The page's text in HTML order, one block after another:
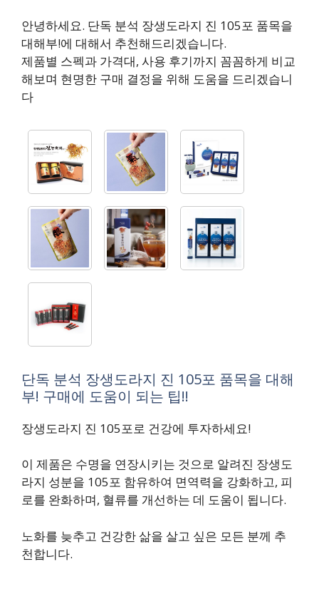
안녕하세요. 단독 분석 장생도라지 진 105포 품목을
대해부!에 대해서 추천해드리겠습니다.
제품별 스펙과 가격대, 사용 후기까지 꼼꼼하게 비교
해보며 현명한 구매 결정을 위해 도움을 드리겠습니
다
단독 분석 장생도라지 진 105포 품목을 대해
부! 구매에 도움이 되는 팁!!
장생도라지 진 105포로 건강에 투자하세요!
이 제품은 수명을 연장시키는 것으로 알려진 장생도
라지 성분을 105포 함유하여 면역력을 강화하고, 피
로를 완화하며, 혈류를 개선하는 데 도움이 됩니다.
노화를 늦추고 건강한 삶을 살고 싶은 모든 분께 추
천합니다.